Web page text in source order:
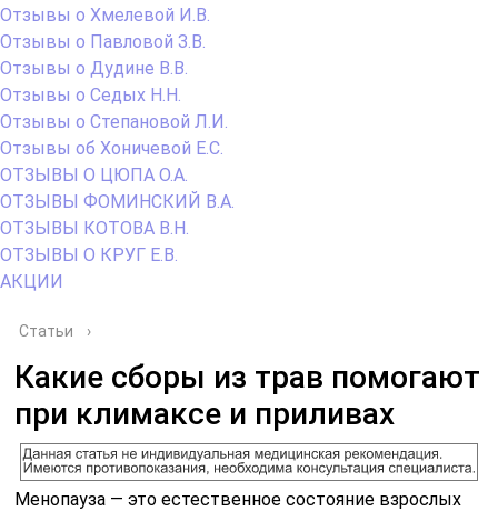
Отзывы о Хмелевой И.В.
Отзывы о Павловой З.В.
Отзывы о Дудине В.В.
Отзывы о Седых Н.Н.
Отзывы о Степановой Л.И.
Отзывы об Хоничевой Е.С.
ОТЗЫВЫ О ЦЮПА О.А.
ОТЗЫВЫ ФОМИНСКИЙ В.А.
ОТЗЫВЫ КОТОВА В.Н.
ОТЗЫВЫ О КРУГ Е.В.
АКЦИИ
Статьи ›
Какие сборы из трав помогают
при климаксе и приливах
Менопауза — это естественное состояние взрослых